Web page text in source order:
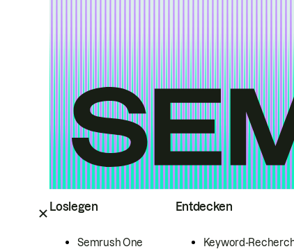
Loslegen
Semrush One
Entdecken
Keyword-